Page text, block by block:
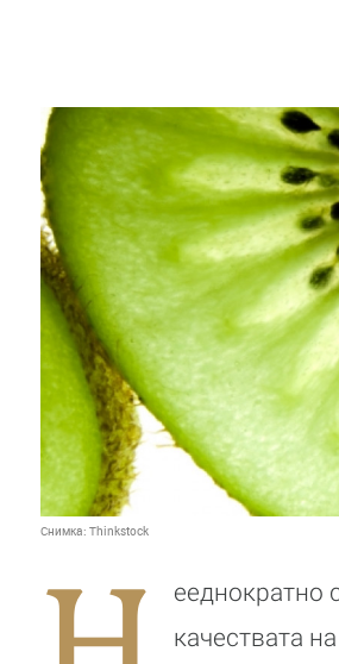
Снимка: Thinkstock
ееднократно
качествата